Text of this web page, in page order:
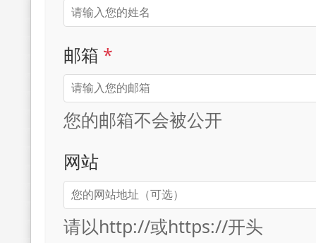
邮箱 *
您的邮箱不会被公开
网站
请以http://或https://开头